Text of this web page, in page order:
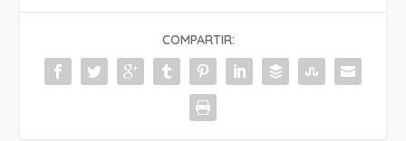
COMPARTIR: